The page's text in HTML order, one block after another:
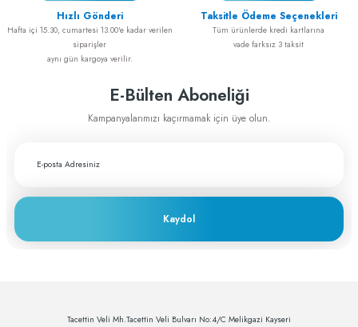
Hızlı Gönderi
Hafta içi 15.30, cumartesi 13.00'e kadar verilen
siparişler
aynı gün kargoya verilir.
Taksitle Ödeme Seçenekleri
Tüm ürünlerde kredi kartlarına
vade farksız 3 taksit
E-Bülten Aboneliği
Kampanyalarımızı kaçırmamak için üye olun.
Kaydol
Tacettin Veli Mh.Tacettin Veli Bulvarı No:4/C Melikgazi Kayseri